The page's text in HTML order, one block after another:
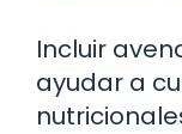
Incluir
ayudar a